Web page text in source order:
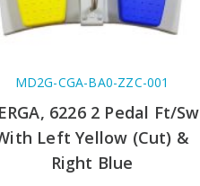
MD2G-CGA-BA0-ZZC-001
6226 2 Pedal Ft/Sw
Left Yellow (Cut) &
Right Blue